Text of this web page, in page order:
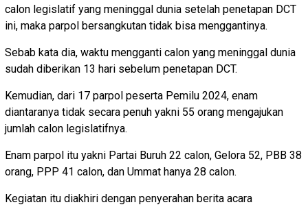
calon legislatif yang meninggal dunia setelah penetapan DCT
ini, maka parpol bersangkutan tidak bisa menggantinya.
Sebab kata dia, waktu mengganti calon yang meninggal dunia
sudah diberikan 13 hari sebelum penetapan DCT.
Kemudian, dari 17 parpol peserta Pemilu 2024, enam
diantaranya tidak secara penuh yakni 55 orang mengajukan
jumlah calon legislatifnya.
Enam parpol itu yakni Partai Buruh 22 calon, Gelora 52, PBB 38
orang, PPP 41 calon, dan Ummat hanya 28 calon.
Kegiatan itu diakhiri dengan penyerahan berita acara